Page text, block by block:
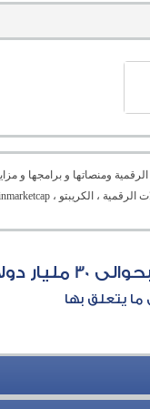
ومنصاتها و برامجها و
دولار